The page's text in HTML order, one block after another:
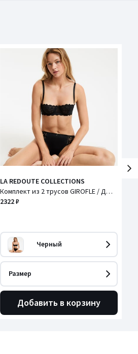
LA REDOUTE COLLECTIONS
Комплект из 2 трусов GIROFLE / ДЖИРОФЛ
2322 ₽
Черный
Размер
Добавить в корзину